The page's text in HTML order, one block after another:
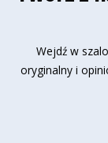
Wejdź w
oryginalny i